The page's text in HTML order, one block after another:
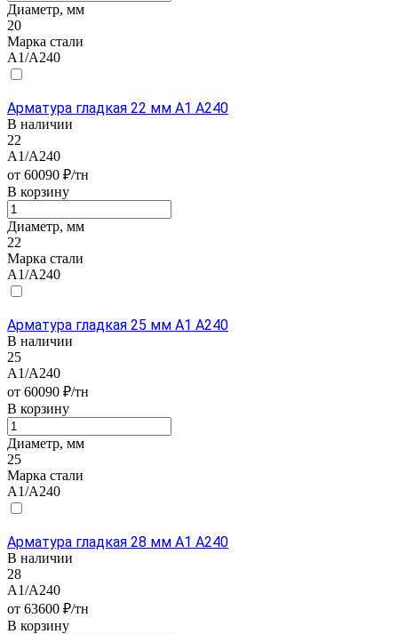
Диаметр, мм
20
Марка стали
А1/А240
Арматура гладкая 22 мм А1 А240
В наличии
22
А1/А240
от 60090 ₽/тн
В корзину
Диаметр, мм
22
Марка стали
А1/А240
Арматура гладкая 25 мм А1 А240
В наличии
25
А1/А240
от 60090 ₽/тн
В корзину
Диаметр, мм
25
Марка стали
А1/А240
Арматура гладкая 28 мм А1 А240
В наличии
28
А1/А240
от 63600 ₽/тн
В корзину